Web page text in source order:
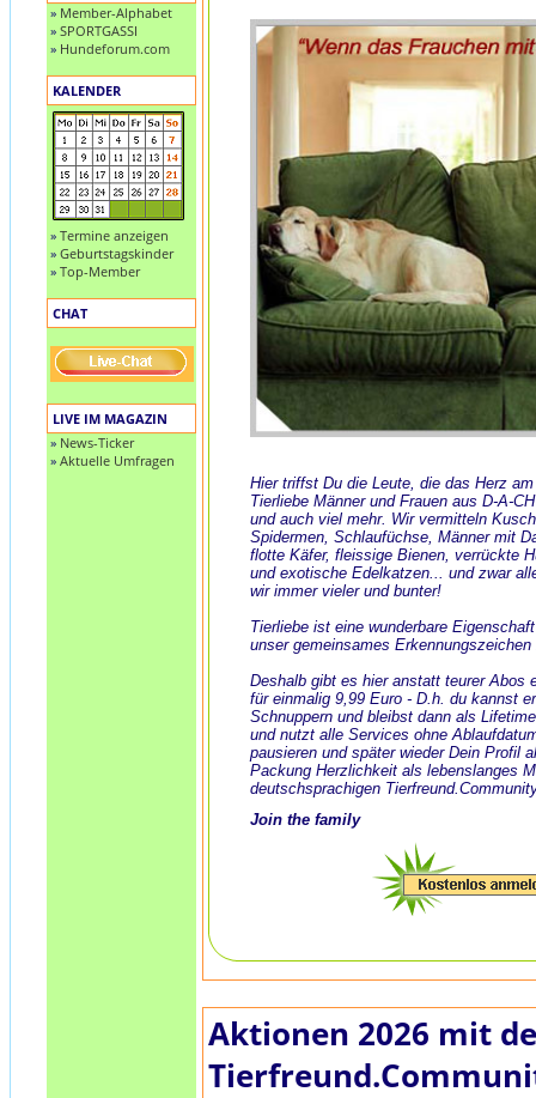
» Member-Alphabet
» SPORTGASSI
» Hundeforum.com
KALENDER
» Termine anzeigen
» Geburtstagskinder
» Top-Member
CHAT
LIVE IM MAGAZIN
» News-Ticker
» Aktuelle Umfragen
Hier triffst Du die Leute, die das Herz
Tierliebe Männer und Frauen aus D-A-
und auch viel mehr. Wir vermitteln
Spidermen, Schlaufüchse, Männer mit
flotte Käfer, fleissige Bienen, verrückte
und exotische Edelkatzen... und zwar
wir immer vieler und bunter!
Tierliebe ist eine wunderbare
unser gemeinsames
Deshalb gibt es hier anstatt teurer Abos
für einmalig 9,99 Euro - D.h. du kannst
Schnuppern und bleibst dann als
und nutzt alle Services ohne
pausieren und später wieder Dein Profil
Packung Herzlichkeit als lebenslanges
deutschsprachigen
Join the family
Aktionen 2026 mit